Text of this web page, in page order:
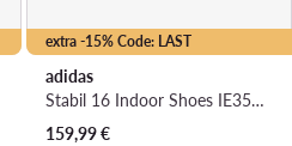
extra -15% Code: LAST
adidas
Stabil 16 Indoor Shoes IE3584 · Hallenschuhe
159,99€